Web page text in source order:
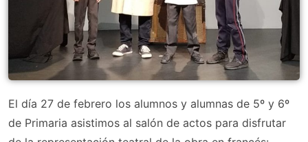
El día 27 de febrero los alumnos y alumnas de 5º y 6º
de Primaria asistimos al salón de actos para disfrutar